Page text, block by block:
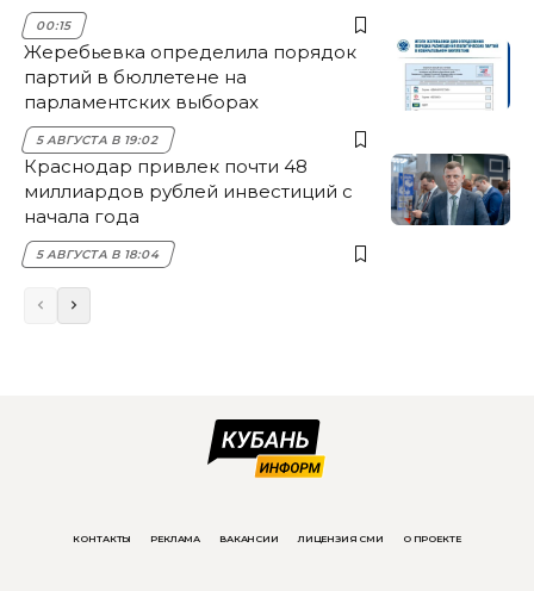
00:15
Жеребьевка определила порядок
партий в бюллетене на
парламентских выборах
5 АВГУСТА В 19:02
Краснодар привлек почти 48
миллиардов рублей инвестиций с
начала года
5 АВГУСТА В 18:04
КОНТАКТЫ РЕКЛАМА ВАКАНСИИ ЛИЦЕНЗИЯ СМИ О ПРОЕКТЕ